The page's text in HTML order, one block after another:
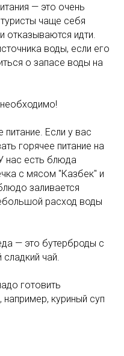
— это очень
чаще себя
отказываются идти.
воды, если его
о запасе воды на
Если у вас
горячее питание на
нас есть блюда
с мясом "Казбек" и
заливается
расход воды
— это бутерброды с
чай.
готовить
например, куриный суп